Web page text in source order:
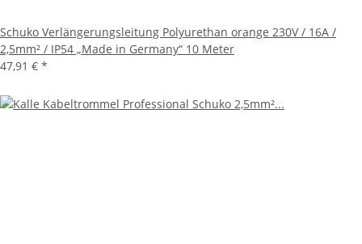
Schuko Verlängerungsleitung Polyurethan orange 230V / 16A /
2,5mm² / IP54 „Made in Germany“ 10 Meter
47,91 € *